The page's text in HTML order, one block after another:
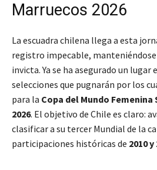
Marruecos 2026
La escuadra chilena llega a esta
registro impecable,
invicta. Ya se ha asegurado un lugar
selecciones que pugnarán por los
para la Copa del Mundo Femenina
2026. El objetivo de Chile es claro:
clasificar a su tercer Mundial de la
participaciones históricas de 2010 y